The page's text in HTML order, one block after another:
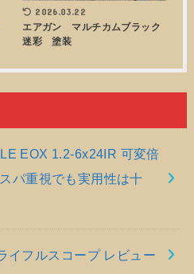
2026.03.22
エアガン マルチカムブラック
迷彩 塗装
EOX 1.2-6x24IR 可変倍
パ重視でも実用性は十
イフルスコープ レビュー